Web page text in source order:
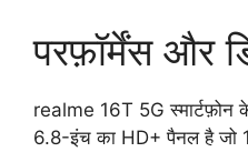
परफ़ॉर्मेंस और
realme 16T 5G स्मार्टफ़ोन
6.8-इंच का HD+ पैनल है जो